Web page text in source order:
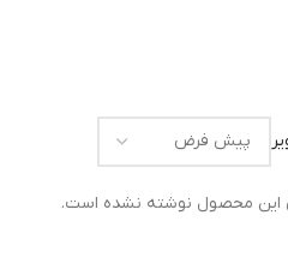
این محصول نوشته نشده است.